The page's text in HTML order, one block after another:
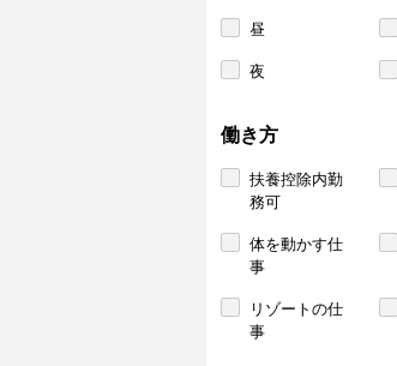
昼
夜
働き方
扶養控除内勤
務可
体を動かす仕
事
リゾートの仕
事